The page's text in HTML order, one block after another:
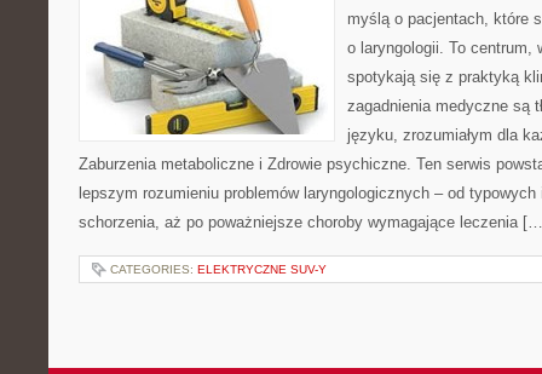
myślą o pacjentach, które
o laryngologii. To centrum,
spotykają się z praktyką
zagadnienia medyczne są
języku, zrozumiałym dla
Zaburzenia metaboliczne i Zdrowie psychiczne. Ten serwis
lepszym rozumieniu problemów laryngologicznych – od typowych
schorzenia, aż po poważniejsze choroby wymagające leczenia
CATEGORIES: ELEKTRYCZNE SUV-Y